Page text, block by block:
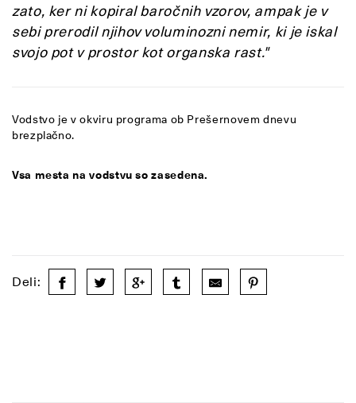
zato, ker ni kopiral baročnih vzorov, ampak je v
sebi prerodil njihov voluminozni nemir, ki je iskal
svojo pot v prostor kot organska rast."
Vodstvo je v okviru programa ob Prešernovem dnevu
brezplačno.
Vsa mesta na vodstvu so zasedena.
Deli: